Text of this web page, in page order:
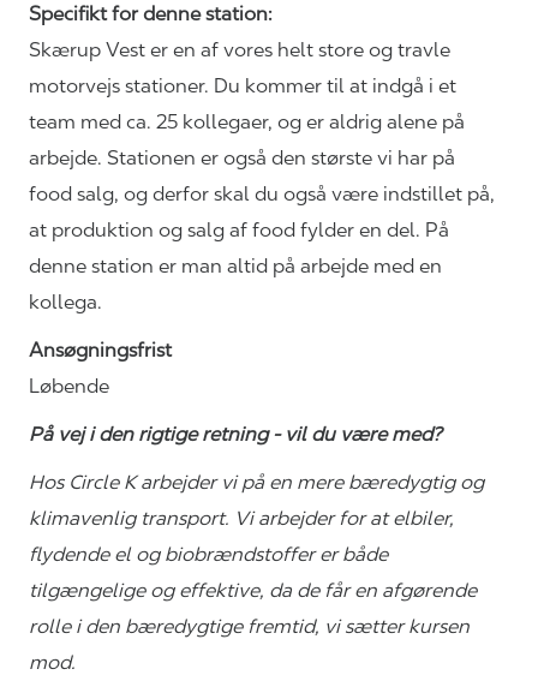
Specifikt for denne station:
Skærup Vest er en af vores helt store og travle
motorvejs stationer. Du kommer til at indgå i et
team med ca. 25 kollegaer, og er aldrig alene på
arbejde. Stationen er også den største vi har på
food salg, og derfor skal du også være indstillet på,
at produktion og salg af food fylder en del. På
denne station er man altid på arbejde med en
kollega.
Ansøgningsfrist
Løbende
På vej i den rigtige retning - vil du være med?
Hos Circle K arbejder vi på en mere bæredygtig og
klimavenlig transport. Vi arbejder for at elbiler,
flydende el og biobrændstoffer er både
tilgængelige og effektive, da de får en afgørende
rolle i den bæredygtige fremtid, vi sætter kursen
mod.